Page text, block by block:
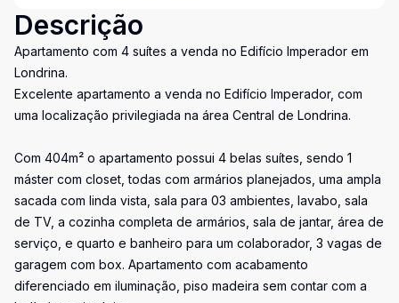
Descrição
Apartamento com 4 suítes a venda no Edifício Imperador em
Londrina.
Excelente apartamento a venda no Edifício Imperador, com
uma localização privilegiada na área Central de Londrina.
Com 404m² o apartamento possui 4 belas suítes, sendo 1
máster com closet, todas com armários planejados, uma ampla
sacada com linda vista, sala para 03 ambientes, lavabo, sala
de TV, a cozinha completa de armários, sala de jantar, área de
serviço, e quarto e banheiro para um colaborador, 3 vagas de
garagem com box. Apartamento com acabamento
diferenciado em iluminação, piso madeira sem contar com a